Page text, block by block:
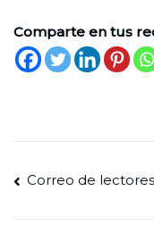
Comparte en tus
de
Correo de lectores